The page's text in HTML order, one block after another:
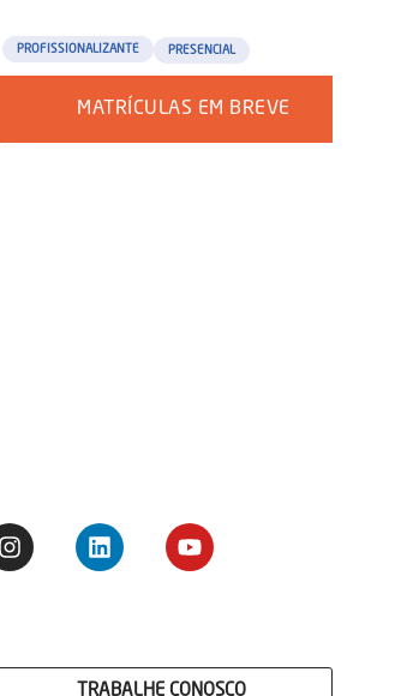
PRESENCIAL
PROFISSIONALIZANTE
MATRÍCULAS EM BREVE
TRABALHE CONOSCO